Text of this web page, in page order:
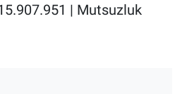
| Mutsuzluk